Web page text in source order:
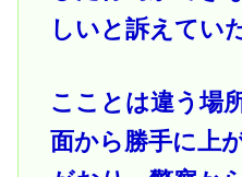
しいと訴えていた
こことは違う場
面から勝手に上